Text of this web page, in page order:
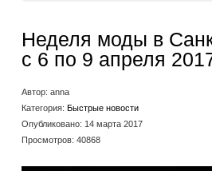
Неделя моды в
с 6 по 9 апреля
Автор: anna
Категория: Быстрые новости
Опубликовано: 14 марта 2017
Просмотров: 40868